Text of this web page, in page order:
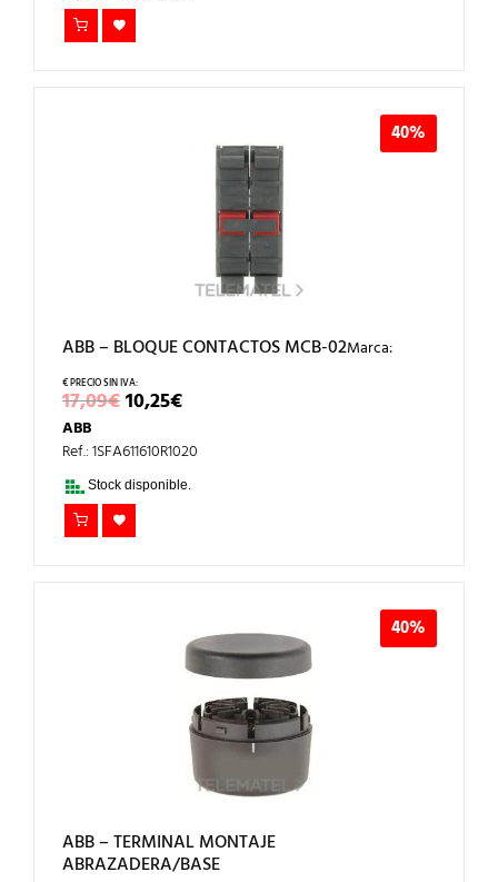
40%
ABB – BLOQUE CONTACTOS MCB-02
17,09€EL
PRECIO
ERA:
17,09€.
10,25€EL
PRECIO
ES:
Marca:
ABB
Ref.: 1SFA611610R1020
Stock disponible.
40%
ABB – TERMINAL MONTAJE
ABRAZADERA/BASE